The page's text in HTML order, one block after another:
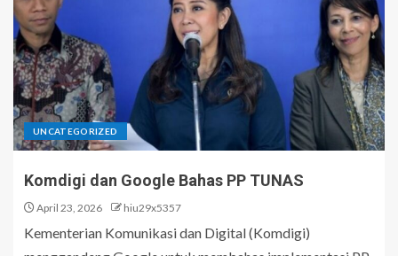
UNCATEGORIZED
Komdigi dan Google Bahas PP TUNAS
April 23, 2026 hiu29x5357
Kementerian Komunikasi dan Digital (Komdigi)